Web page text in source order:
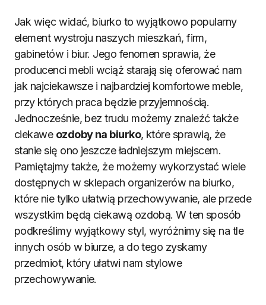
Jak więc widać, biurko to wyjątkowo popularny
element wystroju naszych mieszkań, firm,
gabinetów i biur. Jego fenomen sprawia, że
producenci mebli wciąż starają się oferować nam
jak najciekawsze i najbardziej komfortowe meble,
przy których praca będzie przyjemnością.
Jednocześnie, bez trudu możemy znaleźć także
ciekawe ozdoby na biurko, które sprawią, że
stanie się ono jeszcze ładniejszym miejscem.
Pamiętajmy także, że możemy wykorzystać wiele
dostępnych w sklepach organizerów na biurko,
które nie tylko ułatwią przechowywanie, ale przede
wszystkim będą ciekawą ozdobą. W ten sposób
podkreślimy wyjątkowy styl, wyróżnimy się na tle
innych osób w biurze, a do tego zyskamy
przedmiot, który ułatwi nam stylowe
przechowywanie.